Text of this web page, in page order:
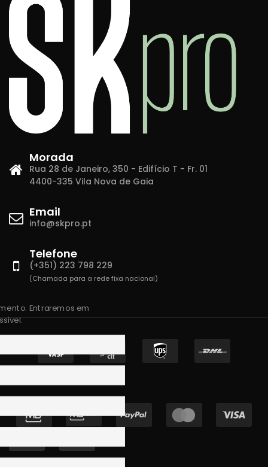
Morada
Rua 28 de Janeiro, 350 - Edifício T - Fr. 01
4400-335 Vila Nova de Gaia
Email
info@skpro.pt
Telefone
(+351) 223 798 229
(Chamada para a rede fixa nacional)
Entraremos em